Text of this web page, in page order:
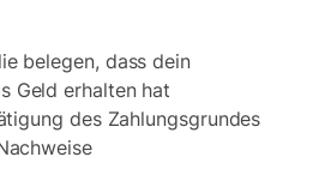
belegen, dass dein
Geld erhalten hat
des Zahlungsgrundes